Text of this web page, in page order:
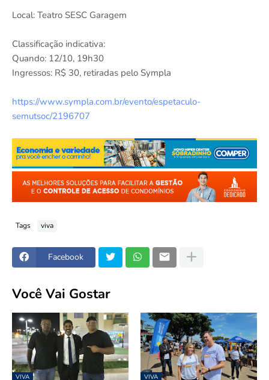
Local: Teatro SESC Garagem
Classificação indicativa:
Quando: 12/10, 19h30
Ingressos: R$ 30, retiradas pelo Sympla
https://www.sympla.com.br/evento/espetaculo-
semutsoc/2196707
Tags viva
Facebook
Você Vai Gostar
VIVA VIVA